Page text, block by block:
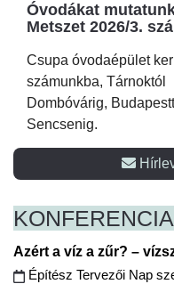
Óvodákat
Metszet 2026/3.
Csupa óvodaépület
számunkba, Tárnoktól
Dombóvárig,
Sencsenig.
KONFERENCIA
Azért a víz a zűr? –
Építész Tervezői Nap